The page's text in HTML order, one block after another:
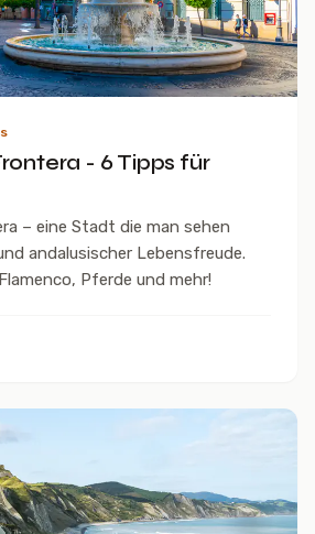
- 6 Tipps für
– eine Stadt die man sehen
andalusischer Lebensfreude.
Pferde und mehr!